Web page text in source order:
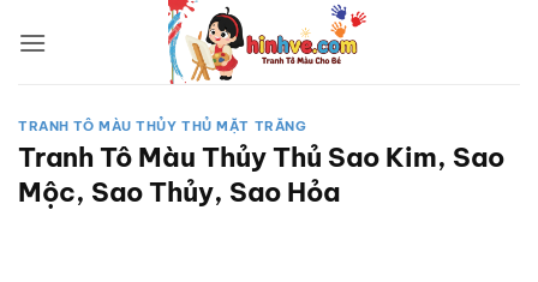
qua
TRANH TÔ MÀU THỦY THỦ MẶT TRĂNG
Tranh Tô Màu Thủy Thủ Sao Kim, Sao
Mộc, Sao Thủy, Sao Hỏa